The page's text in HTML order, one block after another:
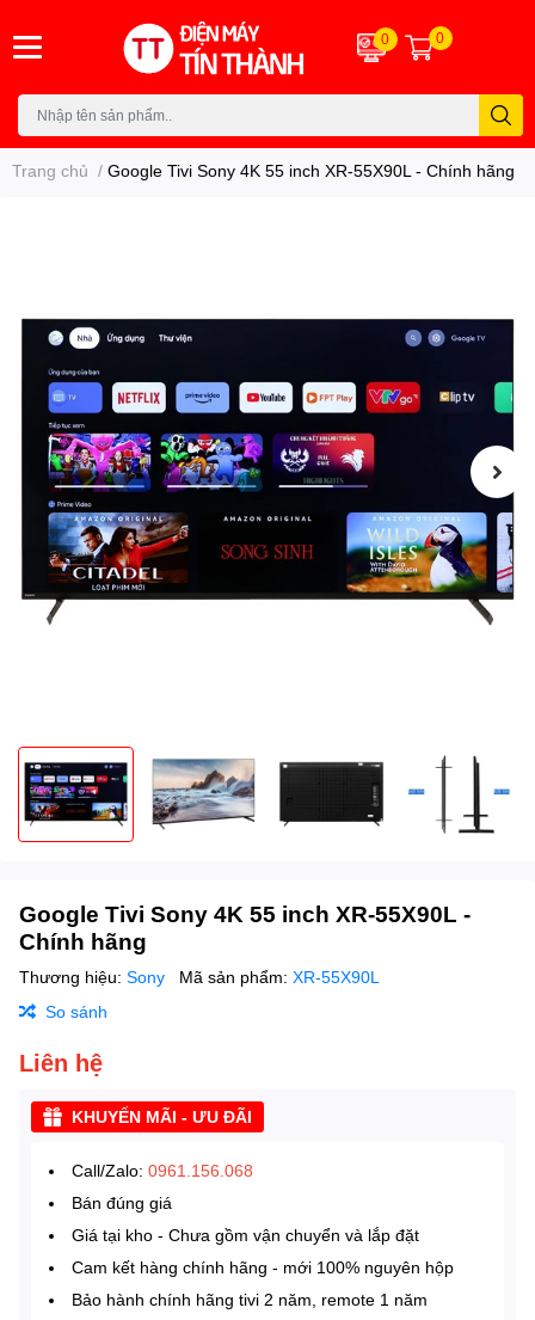
0 0
Trang chủ / Google Tivi Sony 4K 55 inch XR-55X90L - Chính hãng
Google Tivi Sony 4K 55 inch XR-55X90L -
Chính hãng
Thương hiệu: Sony Mã sản phẩm: XR-55X90L
So sánh
Liên hệ
KHUYẾN MÃI - ƯU ĐÃI
Call/Zalo: 0961.156.068
Bán đúng giá
Giá tại kho - Chưa gồm vận chuyển và lắp đặt
Cam kết hàng chính hãng - mới 100% nguyên hộp
Bảo hành chính hãng tivi 2 năm, remote 1 năm